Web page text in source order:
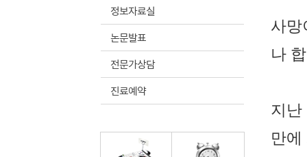
정보자료실
논문발표
전문가상담
진료예약
사망
나
지
만에